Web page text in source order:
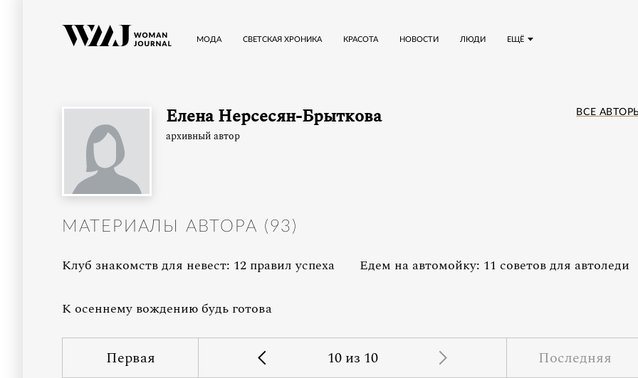
ЕЩЁ
МОДА СВЕТСКАЯ ХРОНИКА КРАСОТА НОВОСТИ ЛЮДИ
Елена Нерсесян-Брыткова
архивный автор
ВСЕ АВТОРЫ
МАТЕРИАЛЫ АВТОРА ( 93 )
Клуб знакомств для невест: 12 правил успеха Едем на автомойку: 11 советов для автоледи
К осеннему вождению будь готова
Первая 10 из 10 Последняя